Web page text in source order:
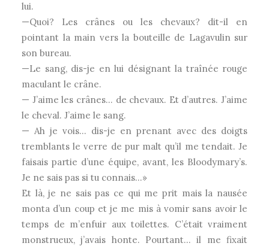
lui.
—Quoi? Les crânes ou les chevaux? dit-il en
pointant la main vers la bouteille de Lagavulin sur
son bureau.
—Le sang, dis-je en lui désignant la traînée rouge
maculant le crâne.
— J’aime les crânes… de chevaux. Et d’autres. J’aime
le cheval. J’aime le sang.
— Ah je vois… dis-je en prenant avec des doigts
tremblants le verre de pur malt qu’il me tendait. Je
faisais partie d’une équipe, avant, les Bloodymary’s.
Je ne sais pas si tu connais…»
Et là, je ne sais pas ce qui me prit mais la nausée
monta d’un coup et je me mis à vomir sans avoir le
temps de m’enfuir aux toilettes. C’était vraiment
monstrueux, j’avais honte. Pourtant… il me fixait